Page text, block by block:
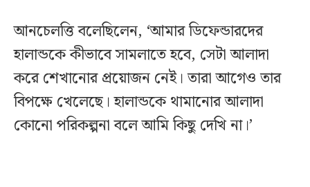
আনচেলত্তি বলেছিলেন, ‘আমার ডিফেন্ডারদের
হালান্ডকে কীভাবে সামলাতে হবে, সেটা আলাদা
করে শেখানোর প্রয়োজন নেই। তারা আগেও তার
বিপক্ষে খেলেছে। হালান্ডকে থামানোর আলাদা
কোনো পরিকল্পনা বলে আমি কিছু দেখি না।’